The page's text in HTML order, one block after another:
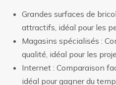
Grandes surfaces de
attractifs, idéal pour les
Magasins spécialisés :
qualité, idéal pour les
Internet : Comparaison
idéal pour gagner du